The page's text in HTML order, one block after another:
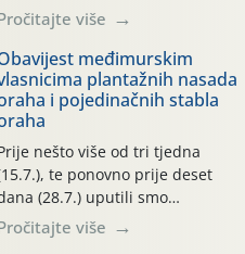
prije zamračivanja u proteklom
smo mjesecu tri puta upućivali
o preventivnim
zaštite krizantema od
uzročnika bolesti,
i fito-fagnih grinja (23.7.,
06.7.)! Na početku ovog
je zabilježeno je
i ekstremno vruće
razdoblje, uz
temperature […]
više
međimurskim
plantažnih nasada
i pojedinačnih stabla
nešto više od tri tjedna
te ponovno prije deset
(28.7.) uputili smo
vlasnicima plantažnih
nasada oraha i pojedinačnih
više